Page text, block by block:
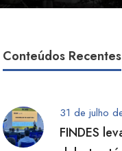
Conteúdos Recentes
31 de julho
FINDES